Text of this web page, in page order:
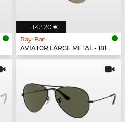
143,20 €
Ray-Ban
AVIATOR LARGE METAL - 181/71